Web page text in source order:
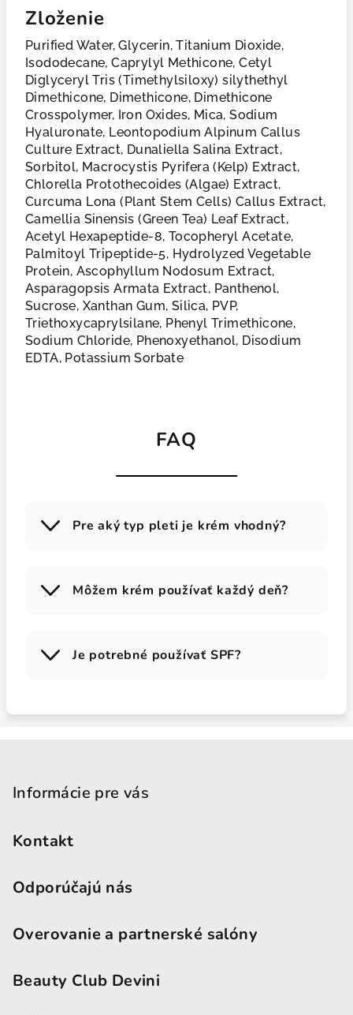
Zloženie
Purified Water, Glycerin, Titanium Dioxide,
Isododecane, Caprylyl Methicone, Cetyl
Diglyceryl Tris (Timethylsiloxy) silythethyl
Dimethicone, Dimethicone, Dimethicone
Crosspolymer, Iron Oxides, Mica, Sodium
Hyaluronate, Leontopodium Alpinum Callus
Culture Extract, Dunaliella Salina Extract,
Sorbitol, Macrocystis Pyrifera (Kelp) Extract,
Chlorella Protothecoides (Algae) Extract,
Curcuma Lona (Plant Stem Cells) Callus Extract,
Camellia Sinensis (Green Tea) Leaf Extract,
Acetyl Hexapeptide-8, Tocopheryl Acetate,
Palmitoyl Tripeptide-5, Hydrolyzed Vegetable
Protein, Ascophyllum Nodosum Extract,
Asparagopsis Armata Extract, Panthenol,
Sucrose, Xanthan Gum, Silica, PVP,
Triethoxycaprylsilane, Phenyl Trimethicone,
Sodium Chloride, Phenoxyethanol, Disodium
EDTA, Potassium Sorbate
FAQ
Pre aký typ pleti je krém vhodný?
Môžem krém používať každý deň?
Je potrebné používať SPF?
Informácie pre vás
Kontakt
Odporúčajú nás
Overovanie a partnerské salóny
Beauty Club Devini